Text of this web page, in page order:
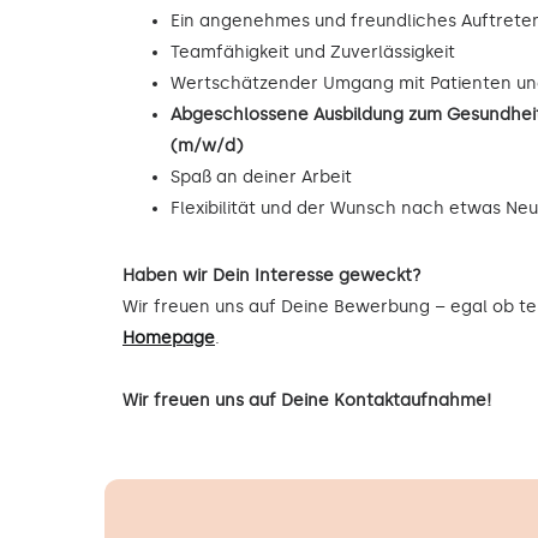
Ein angenehmes und freundliches
Teamfähigkeit und Zuverlässigkeit
Wertschätzender Umgang mit Patienten
Abgeschlossene Ausbildung zum
(m/w/d)
Spaß an deiner Arbeit
Flexibilität und der Wunsch nach etwas
Haben wir Dein Interesse geweckt?
Wir freuen uns auf Deine Bewerbung – egal ob
Homepage.
Wir freuen uns auf Deine Kontaktaufnahme!